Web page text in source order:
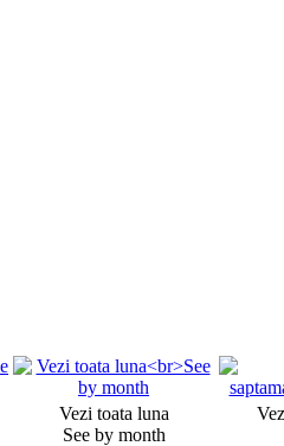
Vezi toata luna
See by month